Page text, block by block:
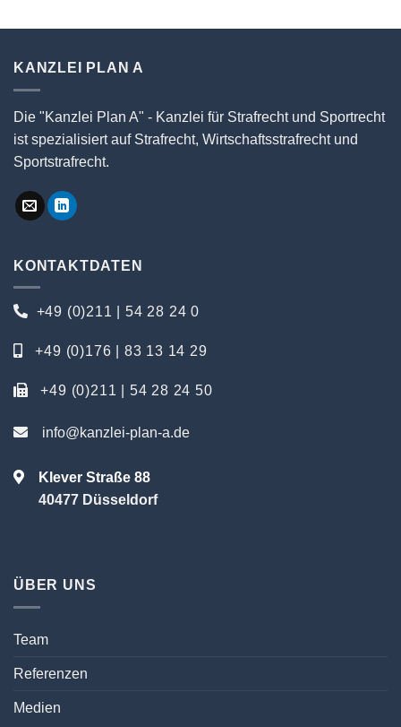
KANZLEI PLAN A
Die "Kanzlei Plan A" - Kanzlei für Strafrecht und Sportrecht
ist spezialisiert auf Strafrecht, Wirtschaftsstrafrecht und
Sportstrafrecht.
KONTAKTDATEN
+49 (0)211 | 54 28 24 0
+49 (0)176 | 83 13 14 29
+49 (0)211 | 54 28 24 50
info@kanzlei-plan-a.de
Klever Straße 88
40477 Düsseldorf
ÜBER UNS
Team
Referenzen
Medien